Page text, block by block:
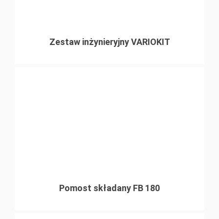
Zestaw inżynieryjny VARIOKIT
Pomost składany FB 180